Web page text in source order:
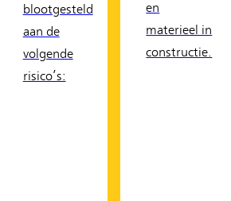
blootgesteld
aan de
volgende
risico’s:
en
materieel in
constructie.